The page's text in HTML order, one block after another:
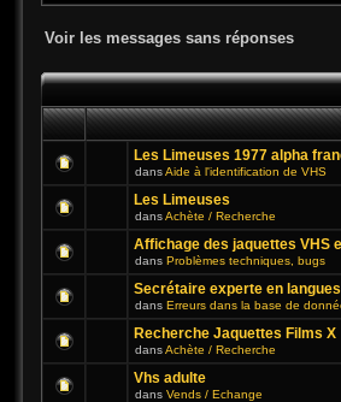
Voir les messages sans réponses
Les Limeuses 1977 alpha
dansAide à l'identification de VHS
Les Limeuses
dansAchète / Recherche
Affichage des jaquettes VHS
dans Problèmes techniques, bugs
Secrétaire experte en langues
dans Erreurs dans la base de
Recherche Jaquettes Films X
dansAchète / Recherche
Vhs adulte
dans Vends / Echange